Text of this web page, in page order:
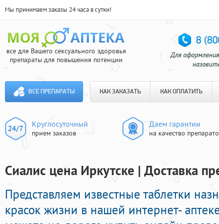
Мы принимаем заказы 24 часа в сутки!
все для Вашего сексуального здоровья
препараты для повышения потенции
ВСЕ ПРЕПАРАТЫ КАК ЗАКАЗАТЬ КАК ОПЛАТИТЬ
Круглосуточный
прием заказов
Даем гарантии
на качество
Сиалис цена Иркутске | Доставка
Представляем известные таблетки
красок жизни в нашей интернет-